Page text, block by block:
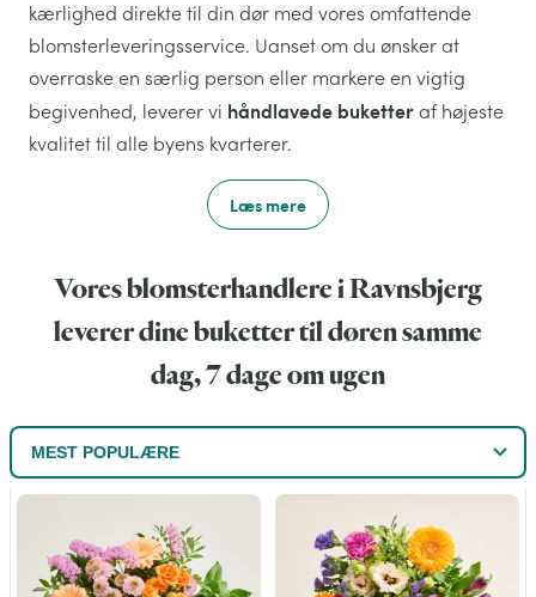
kærlighed direkte til din dør med vores omfattende
blomsterleveringsservice. Uanset om du ønsker at
overraske en særlig person eller markere en vigtig
begivenhed, leverer vi håndlavede buketter af højeste
kvalitet til alle byens kvarterer.
Læs mere
Vores blomsterhandlere i Ravnsbjerg
leverer dine buketter til døren samme
dag, 7 dage om ugen